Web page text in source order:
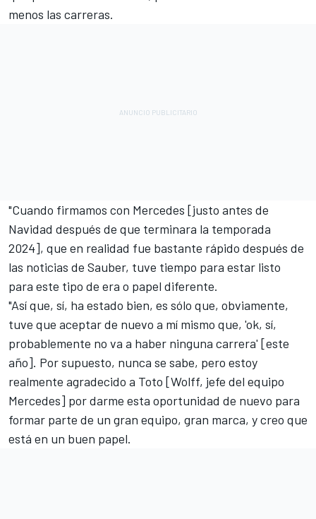
menos las carreras.
"Cuando firmamos con Mercedes [justo antes de
Navidad después de que terminara la temporada
2024], que en realidad fue bastante rápido después de
las noticias de Sauber, tuve tiempo para estar listo
para este tipo de era o papel diferente.
"Así que, sí, ha estado bien, es sólo que, obviamente,
tuve que aceptar de nuevo a mí mismo que, 'ok, sí,
probablemente no va a haber ninguna carrera' [este
año]. Por supuesto, nunca se sabe, pero estoy
realmente agradecido a Toto [Wolff, jefe del equipo
Mercedes] por darme esta oportunidad de nuevo para
formar parte de un gran equipo, gran marca, y creo que
está en un buen papel.